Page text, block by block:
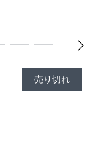
売り切れ